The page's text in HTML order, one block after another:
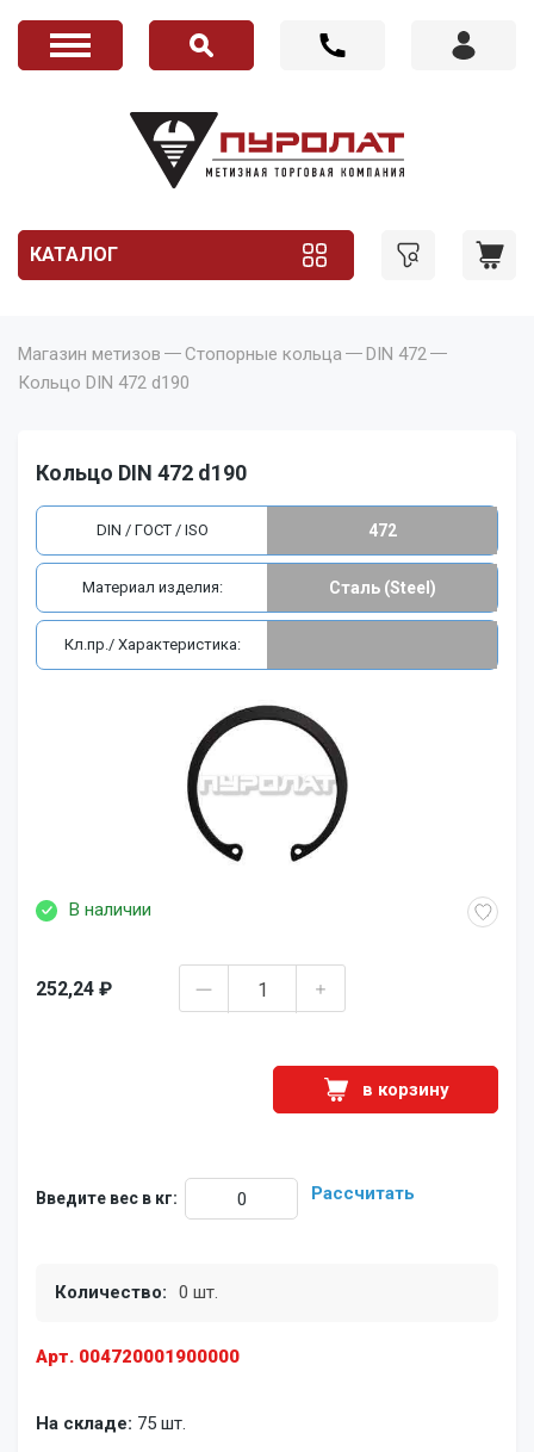
КАТАЛОГ
Магазин метизов Стопорные кольца
DIN 472
Кольцо DIN 472 d190
Кольцо DIN 472 d190
Арт. 004720001900000
В наличии
На складе: 75 шт.
252,24 ₽
в корзину
Введите вес в кг: Рассчитать
Количество: 0 шт.
DIN / ГОСТ / ISO 472
Материал изделия: Сталь (Steel)
Кл.пр./ Характеристика: